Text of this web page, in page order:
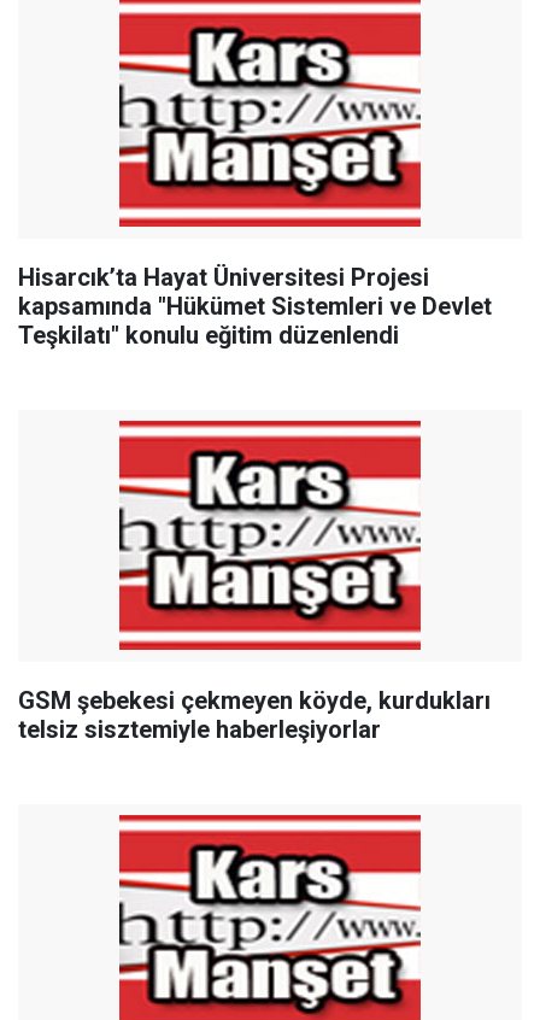
Hisarcık’ta Hayat Üniversitesi Projesi
kapsamında "Hükümet Sistemleri ve Devlet
Teşkilatı" konulu eğitim düzenlendi
GSM şebekesi çekmeyen köyde, kurdukları
telsiz sisztemiyle haberleşiyorlar